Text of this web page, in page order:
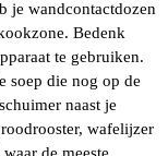
je wandcontactdozen
Bedenk
te gebruiken.
soep die nog op de
naast je
wafelijzer